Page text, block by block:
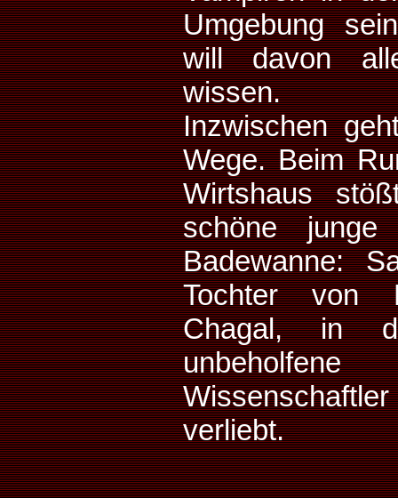
Umgebung
will davon
wissen.
Inzwischen
Wege. Beim
Wirtshaus
schöne
Badewanne:
Tochter von
Chagal, in
verliebt.